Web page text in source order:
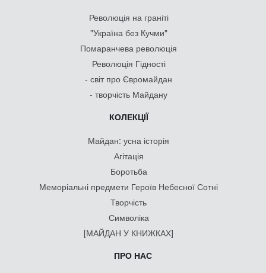
Революція на граніті
"Україна без Кучми"
Помаранчева революція
Революція Гідності
- світ про Євромайдан
- творчість Майдану
КОЛЕКЦІЇ
Майдан: усна історія
Агітація
Боротьба
Меморіальні предмети Героїв Небесної Сотні
Творчість
Символіка
[МАЙДАН У КНИЖКАХ]
ПРО НАС